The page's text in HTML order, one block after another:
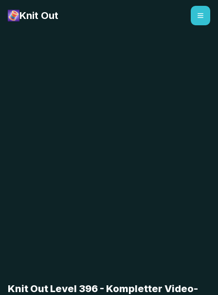
Knit Out
Knit Out Level 396 - Kompletter Video-